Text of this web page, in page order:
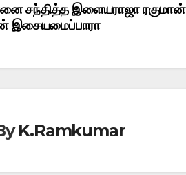
சந்தித்த இளையராஜா ரகுமான்
இசையமைப்பாரா
K.Ramkumar